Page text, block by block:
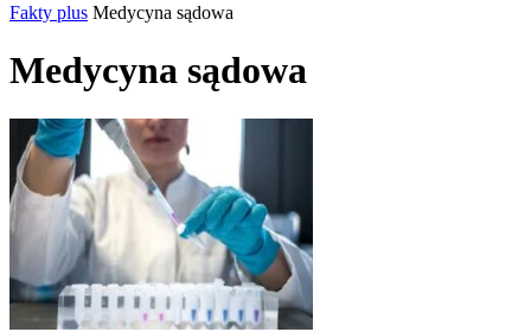
Fakty plus Medycyna sądowa
Medycyna sądowa